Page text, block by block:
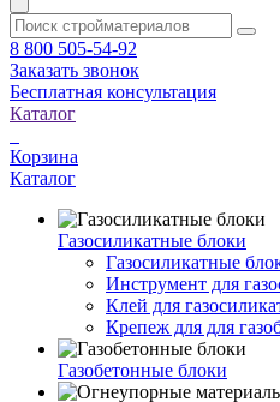
8 800 505-54-92
Заказать звонок
Бесплатная консультация
Каталог
Корзина
Каталог
Газосиликатные блоки
Газосиликатные
Инструмент для
Клей для
Крепеж для для
Газобетонные блоки